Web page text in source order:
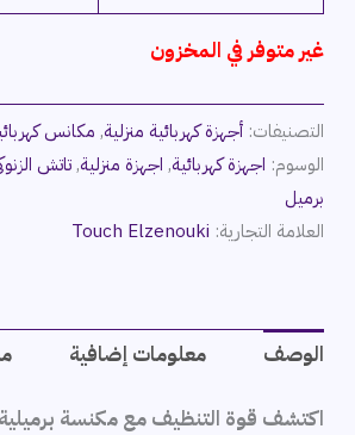
غير متوفر في المخزون
التصنيفات:أجهزة كهربائية منزلية, مكانس
الوسوم: اجهزة كهربائية, اجهزة منزلية,تاتش
برميل
العلامة التجارية: Touch Elzenouki
الوصف معلومات إضافية
اكتشف قوة التنظيف مع مكنسة برميلية